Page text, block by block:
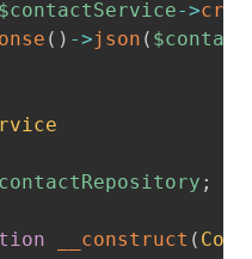
$contactService->
( ) ->json ( $contact
;
__construct (